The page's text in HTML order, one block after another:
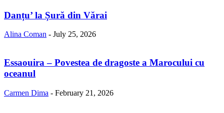
Danțu’ la Șură din Vărai
Alina Coman - July 25, 2026
Essaouira – Povestea de dragoste a Marocului cu
oceanul
Carmen Dima - February 21, 2026